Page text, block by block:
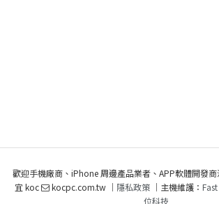
歡迎手機廠商、iPhone 周邊產品業者、APP軟體開發
宜 koc
kocpc.com.tw ｜ 隱私政策｜主機維護：
位科技